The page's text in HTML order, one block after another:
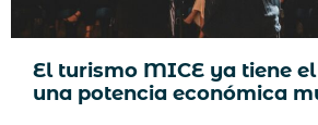
MICE ya tiene el tamaño de
económica mundial